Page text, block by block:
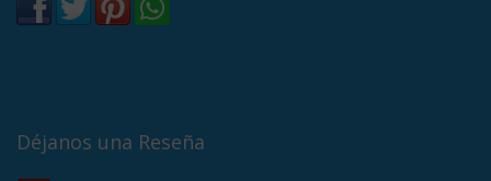
Déjanos una Reseña